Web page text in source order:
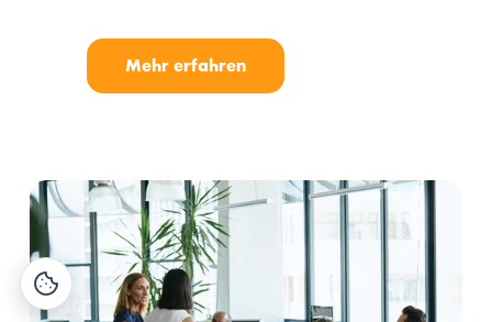
Mehr erfahren